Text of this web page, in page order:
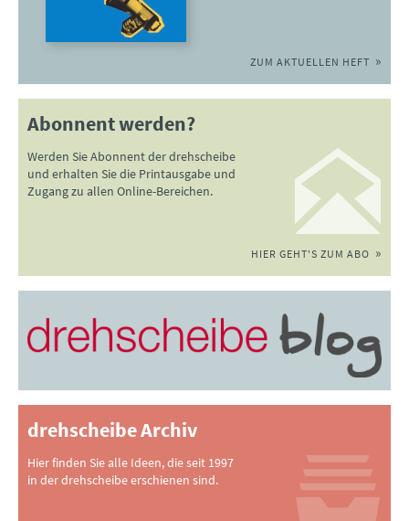
ZUM AKTUELLEN HEFT
Abonnent werden?
Werden Sie Abonnent der drehscheibe
und erhalten Sie die Printausgabe und
Zugang zu allen Online-Bereichen.
HIER GEHT'S ZUM ABO
drehscheibe Archiv
Hier finden Sie alle Ideen, die seit 1997
in der drehscheibe erschienen sind.